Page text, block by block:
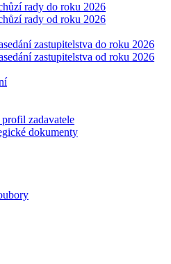
rady do roku 2026
rady od roku 2026
zastupitelstva do roku 2026
zastupitelstva od roku 2026
zadavatele
dokumenty